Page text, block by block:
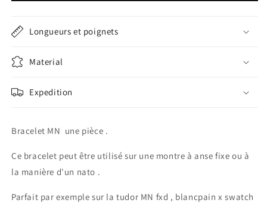
marine
marine
Longueurs et poignets
Material
Expedition
Bracelet MN une pièce .
Ce bracelet peut être utilisé sur une montre à anse fixe ou à
la manière d'un nato .
Parfait par exemple sur la tudor MN fxd , blancpain x swatch